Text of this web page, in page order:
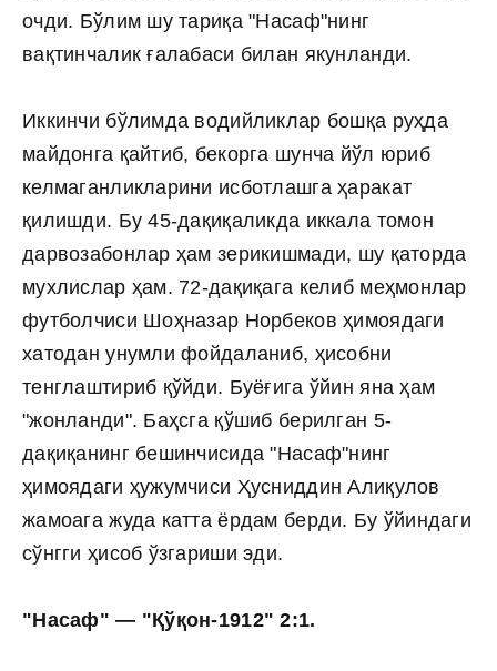
очди. Бўлим шу тариқа "Насаф"нинг
вақтинчалик ғалабаси билан якунланди.
Иккинчи бўлимда водийликлар бошқа руҳда
майдонга қайтиб, бекорга шунча йўл юриб
келмаганликларини исботлашга ҳаракат
қилишди. Бу 45-дақиқаликда иккала томон
дарвозабонлар ҳам зерикишмади, шу қаторда
мухлислар ҳам. 72-дақиқага келиб меҳмонлар
футболчиси Шоҳназар Норбеков ҳимоядаги
хатодан унумли фойдаланиб, ҳисобни
тенглаштириб қўйди. Буёғига ўйин яна ҳам
"жонланди". Баҳсга қўшиб берилган 5-
дақиқанинг бешинчисида "Насаф"нинг
ҳимоядаги ҳужумчиси Ҳусниддин Алиқулов
жамоага жуда катта ёрдам берди. Бу ўйиндаги
сўнгги ҳисоб ўзгариши эди.
"Насаф" — "Қўқон-1912" 2:1.